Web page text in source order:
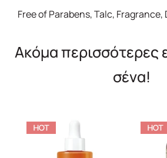
Free of Parabens, Talc, Fragrance,
Ακόμα περισσότερες
σένα!